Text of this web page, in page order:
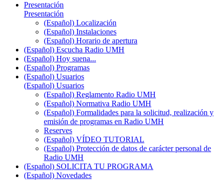
Presentación
Presentación
(Español) Localización
(Español) Instalaciones
(Español) Horario de apertura
(Español) Escucha Radio UMH
(Español) Hoy suena...
(Español) Programas
(Español) Usuarios
(Español) Usuarios
(Español) Reglamento Radio UMH
(Español) Normativa Radio UMH
(Español) Formalidades para la solicitud, realización y
emisión de programas en Radio UMH
Reserves
(Español) VÍDEO TUTORIAL
(Español) Protección de datos de carácter personal de
Radio UMH
(Español) SOLICITA TU PROGRAMA
(Español) Novedades